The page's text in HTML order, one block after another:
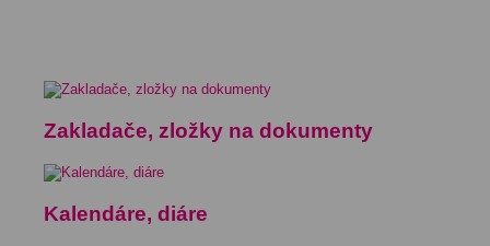
Zakladače, zložky na dokumenty
Kalendáre, diáre